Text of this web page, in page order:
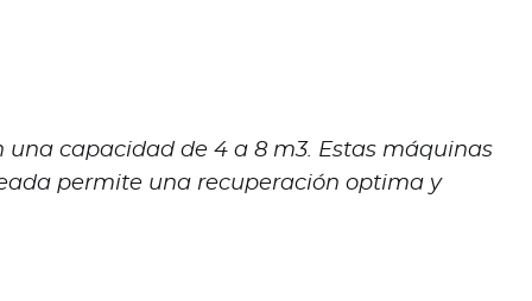
capacidad de 4 a 8 m3. Estas máquinas
permite una recuperación optima y